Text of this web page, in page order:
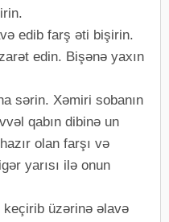
edib farş əti bişirin.
edin. Bişənə yaxın
sərin. Xəmiri sobanın
qabın dibinə un
olan farşı və
yarısı ilə onun
keçirib üzərinə əlavə